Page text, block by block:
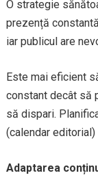
O strategie
prezență
iar publicul are
Este mai eficient
constant decât să
să dispari.
(calendar editorial)
Adaptarea